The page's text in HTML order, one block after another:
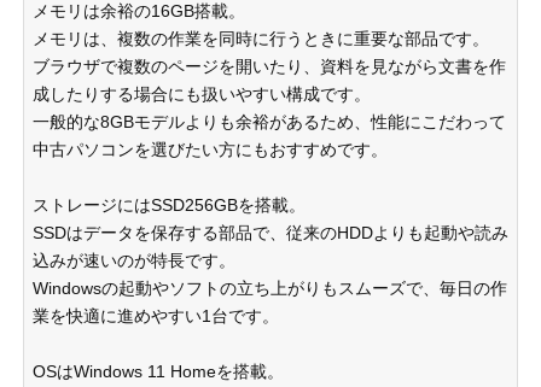
メモリは余裕の16GB搭載。
メモリは、複数の作業を同時に行うときに重要な部品です。
ブラウザで複数のページを開いたり、資料を見ながら文書を作
成したりする場合にも扱いやすい構成です。
一般的な8GBモデルよりも余裕があるため、性能にこだわって
中古パソコンを選びたい方にもおすすめです。
ストレージにはSSD256GBを搭載。
SSDはデータを保存する部品で、従来のHDDよりも起動や読み
込みが速いのが特長です。
Windowsの起動やソフトの立ち上がりもスムーズで、毎日の作
業を快適に進めやすい1台です。
OSはWindows 11 Homeを搭載。